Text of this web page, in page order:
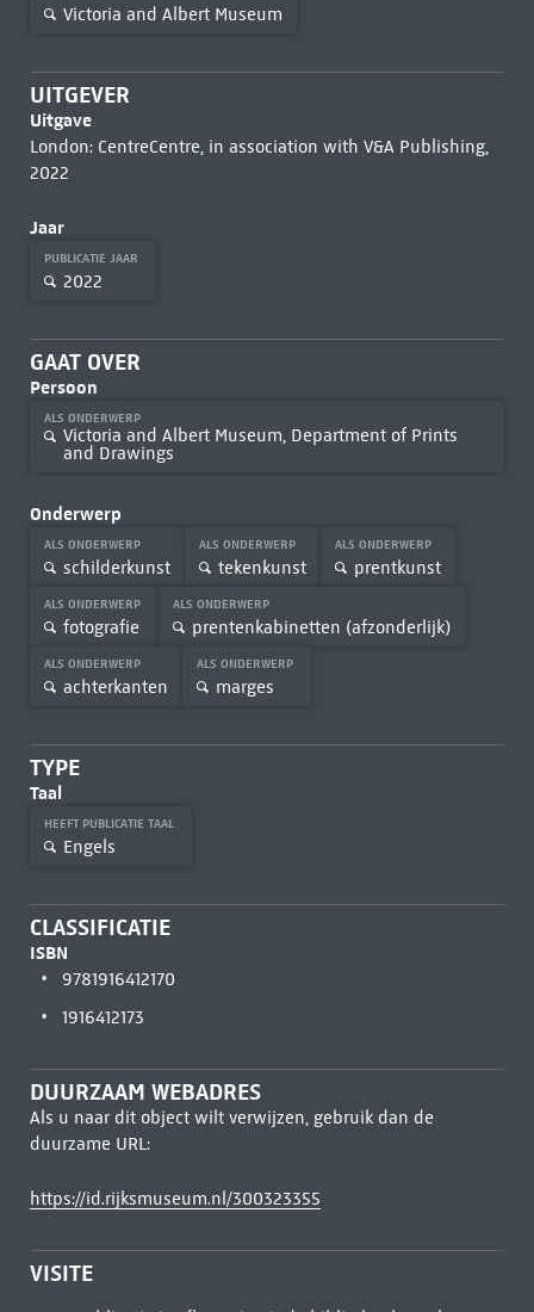
Victoria and Albert Museum
UITGEVER
Uitgave
London: CentreCentre, in association with V&A Publishing,
2022
Jaar
PUBLICATIE JAAR
2022
GAAT OVER
Persoon
ALS ONDERWERP
Victoria and Albert Museum, Department of Prints
and Drawings
Onderwerp
ALS ONDERWERP
schilderkunst
ALS ONDERWERP
tekenkunst
ALS ONDERWERP
prentkunst
ALS ONDERWERP
fotografie
ALS ONDERWERP
prentenkabinetten (afzonderlijk)
ALS ONDERWERP
achterkanten
ALS ONDERWERP
marges
TYPE
Taal
HEEFT PUBLICATIE TAAL
Engels
CLASSIFICATIE
ISBN
9781916412170
1916412173
DUURZAAM WEBADRES
Als u naar dit object wilt verwijzen, gebruik dan de
duurzame URL:
https://id.rijksmuseum.nl/300323355
VISITE